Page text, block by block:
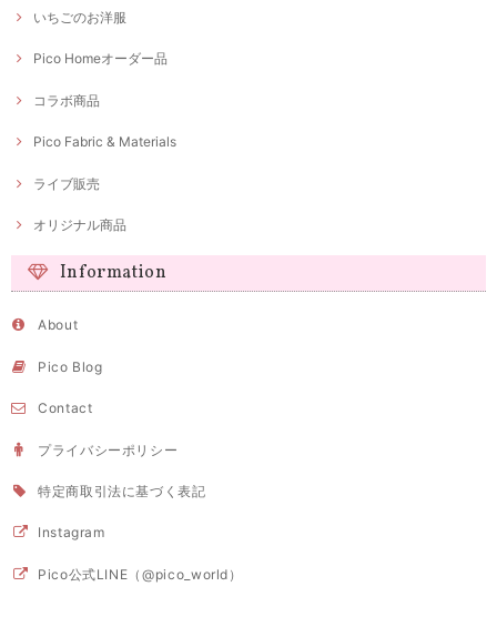
いちごのお洋服
Pico Homeオーダー品
コラボ商品
Pico Fabric & Materials
ライブ販売
オリジナル商品
Information
About
Pico Blog
Contact
プライバシーポリシー
特定商取引法に基づく表記
Instagram
Pico公式LINE（@pico_world）